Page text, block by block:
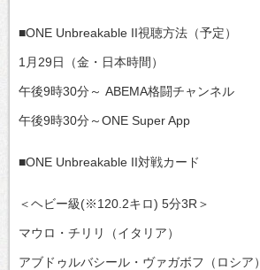
■ONE Unbreakable II視聴方法（予定）
1月29日（金・日本時間）
午後9時30分～ ABEMA格闘チャンネル
午後9時30分～ONE Super App
■ONE Unbreakable II対戦カード
＜ヘビー級(※120.2キロ) 5分3R＞
マウロ・チリリ（イタリア）
アブドゥルバシール・ヴァガボフ（ロシア）